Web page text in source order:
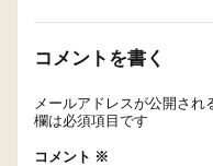
コメントを書く
メールアドレスが公開され
欄は必須項目です
コメント ※